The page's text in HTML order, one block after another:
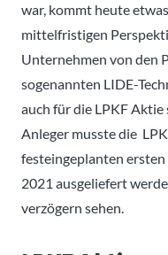
war, kommt heute
mittelfristigen
Unternehmen von den
sogenannten LIDE-
auch für die LPKF Aktie
Anleger musste die
festeingeplanten
2021 ausgeliefert
verzögern sehen.